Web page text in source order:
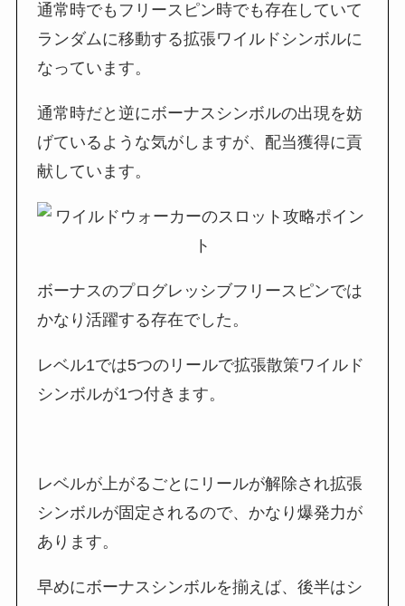
通常時でもフリースピン時でも存在していて
ランダムに移動する拡張ワイルドシンボルに
なっています。
通常時だと逆にボーナスシンボルの出現を妨
げているような気がしますが、配当獲得に貢
献しています。
ボーナスのプログレッシブフリースピンでは
かなり活躍する存在でした。
レベル1では5つのリールで拡張散策ワイルド
シンボルが1つ付きます。
レベルが上がるごとにリールが解除され拡張
シンボルが固定されるので、かなり爆発力が
あります。
早めにボーナスシンボルを揃えば、後半はシ